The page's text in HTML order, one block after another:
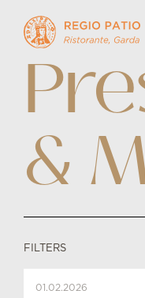
&
FILTERS
01.02.2026